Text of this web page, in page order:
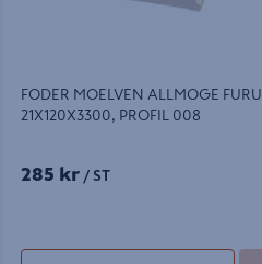
FODER MOELVEN ALLMOGE FURU
21X120X3300, PROFIL 008
285 kr / ST